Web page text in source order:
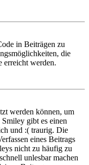
in Beiträgen zu
die
werden.
werden können, um
gibt es einen
und :( traurig. Die
eines Beitrags
nicht zu häufig zu
unlesbar machen